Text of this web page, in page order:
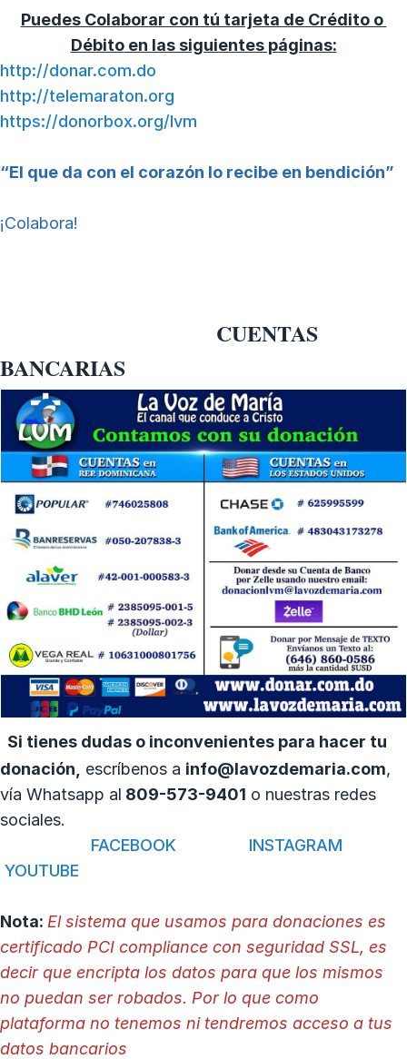
Puedes Colaborar con tú tarjeta de Crédito o
Débitoen las siguientes páginas:
http://donar.com.do
http://telemaraton.org
https://donorbox.org/lvm
“El que da con el corazón lo recibe en bendición”
¡Colabora!
CUENTAS
BANCARIAS
Si tienes dudas o inconvenientes para hacer tu
donación,
escríbenos a info@lavozdemaria.com,
vía Whatsapp al 809-573-9401 o nuestras redes
sociales.
FACEBOOK
INSTAGRAM
YOUTUBE
Nota: El sistema que usamos para donaciones es
certificado PCI compliance con seguridad SSL, es
decir que encripta los datos para que los mismos
no puedan ser robados. Por lo que como
plataforma no tenemos ni tendremos acceso a tus
datos bancarios